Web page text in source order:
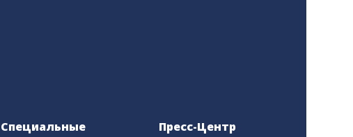
Специальные
Пресс-Центр